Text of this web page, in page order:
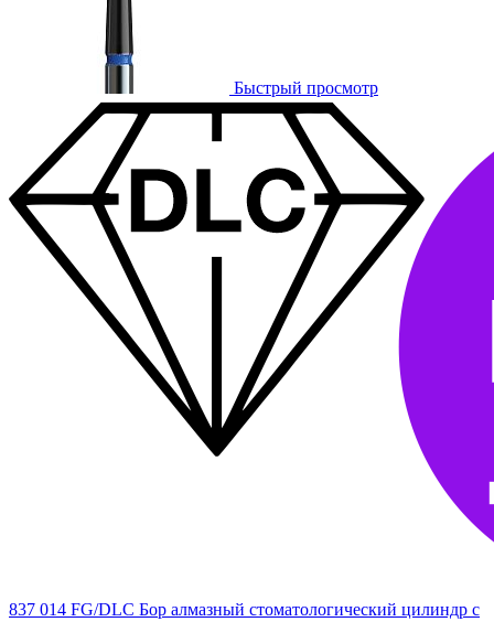
Быстрый просмотр
837 014 FG/DLC Бор алмазный стоматологический цилиндр с